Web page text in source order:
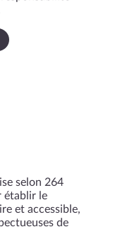
selon 264
établir le
et accessible,
de